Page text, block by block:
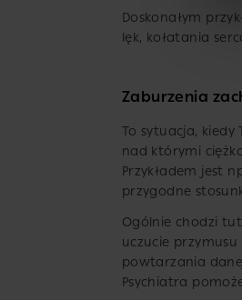
Doskonałym
lęk, kołatania
Zaburzenia
To sytuacja, kiedy
nad którymi
Przykładem jest
przygodne
Ogólnie chodzi
uczucie
powtarzania
Psychiatra